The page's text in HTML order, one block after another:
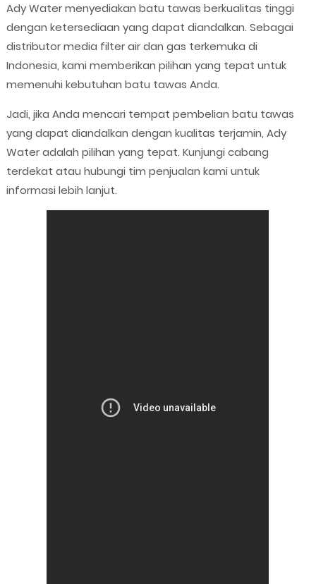
Ady Water menyediakan batu tawas berkualitas tinggi
dengan ketersediaan yang dapat diandalkan. Sebagai
distributor media filter air dan gas terkemuka di
Indonesia, kami memberikan pilihan yang tepat untuk
memenuhi kebutuhan batu tawas Anda.
Jadi, jika Anda mencari tempat pembelian batu tawas
yang dapat diandalkan dengan kualitas terjamin, Ady
Water adalah pilihan yang tepat. Kunjungi cabang
terdekat atau hubungi tim penjualan kami untuk
informasi lebih lanjut.